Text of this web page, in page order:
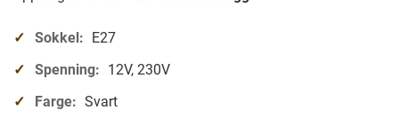
Sokkel: E27
Spenning: 12V, 230V
Farge: Svart